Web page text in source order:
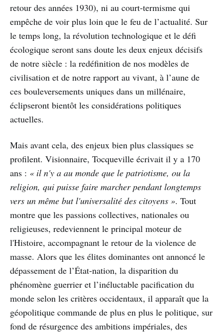
retour des années 1930), ni au court-termisme qui
empêche de voir plus loin que le feu de l’actualité. Sur
le temps long, la révolution technologique et le défi
écologique seront sans doute les deux enjeux décisifs
de notre siècle : la redéfinition de nos modèles de
civilisation et de notre rapport au vivant, à l’aune de
ces bouleversements uniques dans un millénaire,
éclipseront bientôt les considérations politiques
actuelles.
Mais avant cela, des enjeux bien plus classiques se
profilent. Visionnaire, Tocqueville écrivait il y a 170
ans : « il n'y a au monde que le patriotisme, ou la
religion, qui puisse faire marcher pendant longtemps
vers un même but l'universalité des citoyens ». Tout
montre que les passions collectives, nationales ou
religieuses, redeviennent le principal moteur de
l'Histoire, accompagnant le retour de la violence de
masse. Alors que les élites dominantes ont annoncé le
dépassement de l’État-nation, la disparition du
phénomène guerrier et l’inéluctable pacification du
monde selon les critères occidentaux, il apparaît que la
géopolitique commande de plus en plus le politique, sur
fond de résurgence des ambitions impériales, des